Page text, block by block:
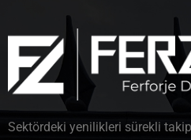
Sektördeki yenilikleri sürekli